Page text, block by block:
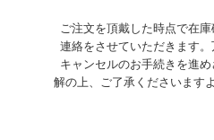
ご注文を頂戴した時点で在
連絡をさせていただきます
キャンセルのお手続きを進
解の上、ご了承くださいます